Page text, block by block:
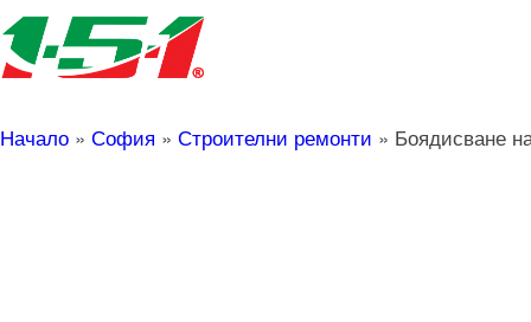
Начало » София » Строителни ремонти » Боядисване